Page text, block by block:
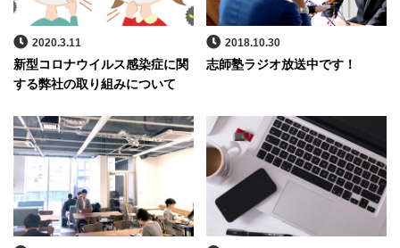
2020.3.11
新型コロナウイルス感染症に関
する弊社の取り組みについて
2018.10.30
志師塾ラジオ放送中です！